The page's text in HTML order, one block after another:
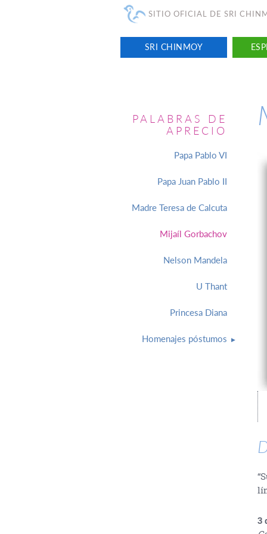
SITIO OFICIAL DE SRI
SRI CHINMOY
PALABRAS DE
APRECIO
Papa Pablo VI
Papa Juan Pablo II
Madre Teresa de Calcuta
Mijaíl Gorbachov
Nelson Mandela
U Thant
Princesa Diana
Homenajes póstumos
3